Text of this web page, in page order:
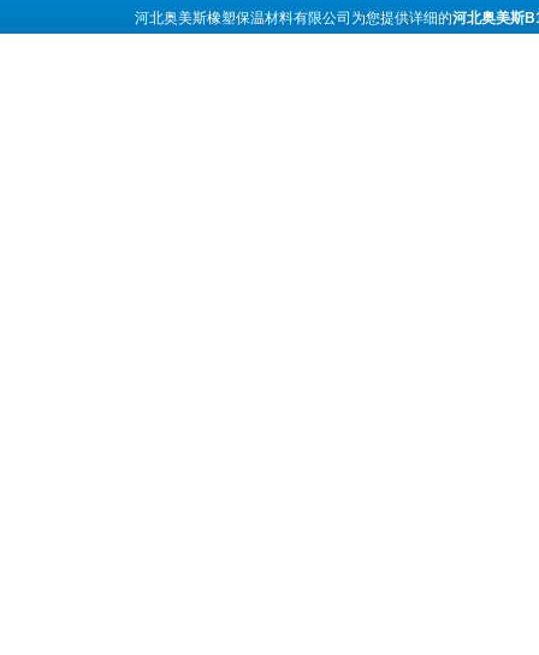
河北奥美斯橡塑保温材料有限公司为您提供详细的河北奥美斯